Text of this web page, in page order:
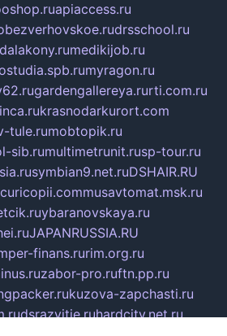
apiaccess.ru
bezverhovskoe.rudrsschool.ru
dalakony.rumedikijob.ru
myragon.ru
gardengallereya.rurti.com.ru
krasnodarkurort.com
tule.rumobtopik.ru
sib.rumultimetrunit.rusp-tour.ru
symbian9.net.ruDSHAIR.RU
musavtomat.msk.ru
ybaranovskaya.ru
JAPANRUSSIA.RU
finans.rurim.org.ru
zabor-pro.ruftn.pp.ru
kuzova-zapchasti.ru
dsrazvitie.ruhardcity.net.ru